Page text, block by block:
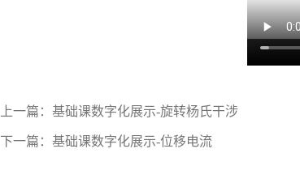
上一篇：基础课数字化展示-旋转杨氏干涉
下一篇：基础课数字化展示-位移电流